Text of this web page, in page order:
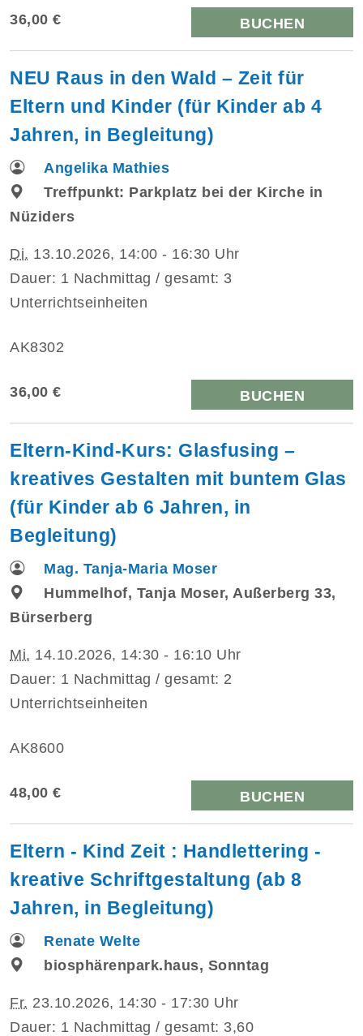
36,00 € BUCHEN
NEU Raus in den Wald – Zeit für
Eltern und Kinder (für Kinder ab 4
Jahren, in Begleitung)
Angelika Mathies
Treffpunkt: Parkplatz bei der Kirche in
Nüziders
Di. 13.10.2026, 14:00 - 16:30 Uhr
Dauer: 1 Nachmittag / gesamt: 3
Unterrichtseinheiten
AK8302
36,00 € BUCHEN
Eltern-Kind-Kurs: Glasfusing –
kreatives Gestalten mit buntem Glas
(für Kinder ab 6 Jahren, in
Begleitung)
Mag. Tanja-Maria Moser
Hummelhof, Tanja Moser, Außerberg 33,
Bürserberg
Mi. 14.10.2026, 14:30 - 16:10 Uhr
Dauer: 1 Nachmittag / gesamt: 2
Unterrichtseinheiten
AK8600
48,00 € BUCHEN
Eltern - Kind Zeit : Handlettering -
kreative Schriftgestaltung (ab 8
Jahren, in Begleitung)
Renate Welte
biosphärenpark.haus, Sonntag
Fr. 23.10.2026, 14:30 - 17:30 Uhr
Dauer: 1 Nachmittag / gesamt: 3,60